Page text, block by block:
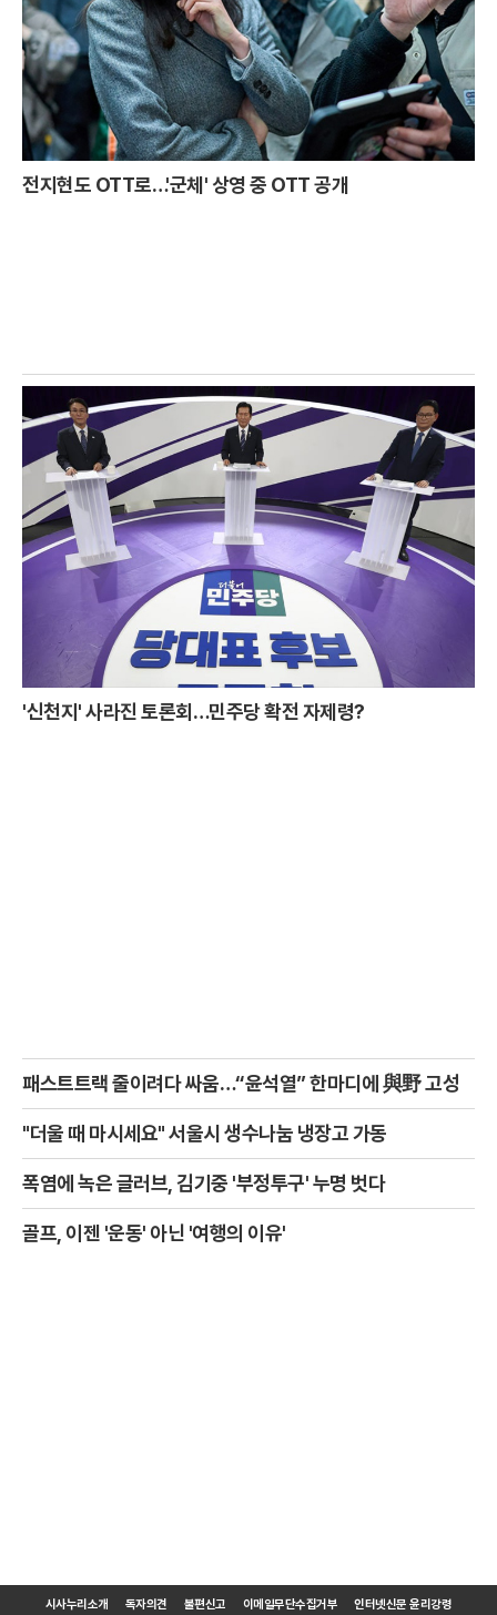
전지현도 OTT로…'군체' 상영 중 OTT 공개
'신천지' 사라진 토론회…민주당 확전 자제령?
패스트트랙 줄이려다 싸움…“윤석열” 한마디에 與野 고성
"더울 때 마시세요" 서울시 생수나눔 냉장고 가동
폭염에 녹은 글러브, 김기중 '부정투구' 누명 벗다
골프, 이젠 '운동' 아닌 '여행의 이유'
시사누리소개 독자의견 불편신고 이메일무단수집거부 인터넷신문 윤리강령